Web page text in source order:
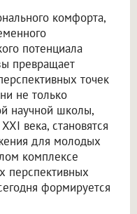
комфорта,
потенциала
превращает
точек
не только
научной школы,
века, становятся
для молодых
комплексе
перспективных
формируется